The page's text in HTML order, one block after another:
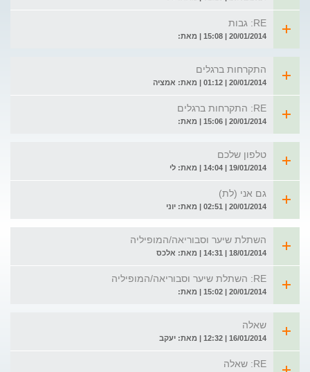
RE: גבות
20/01/2014 | 15:08 | מאת:
התקרחות ברגלים
20/01/2014 | 01:12 | מאת: אמציה
RE: התקרחות ברגלים
20/01/2014 | 15:06 | מאת:
טלפון שלכם
19/01/2014 | 14:04 | מאת: לי
גם אני (לת)
20/01/2014 | 02:51 | מאת: יוני
השתלת שיער וסבוריאה/המופיליה
18/01/2014 | 14:31 | מאת: אלכס
RE: השתלת שיער וסבוריאה/המופיליה
20/01/2014 | 15:02 | מאת:
שאלה
16/01/2014 | 12:32 | מאת: יעקב
RE: שאלה